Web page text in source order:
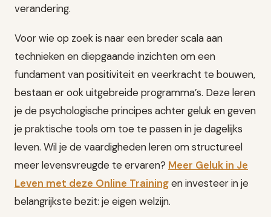
verandering.
Voor wie op zoek is naar een breder scala aan
technieken en diepgaande inzichten om een
fundament van positiviteit en veerkracht te bouwen,
bestaan er ook uitgebreide programma’s. Deze leren
je de psychologische principes achter geluk en geven
je praktische tools om toe te passen in je dagelijks
leven. Wil je de vaardigheden leren om structureel
meer levensvreugde te ervaren? Meer Geluk in Je
Leven met deze Online Trainingen investeer in je
belangrijkste bezit: je eigen welzijn.